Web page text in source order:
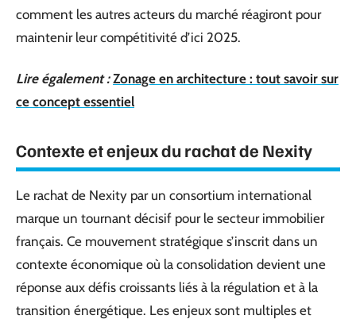
comment les autres acteurs du marché réagiront pour
maintenir leur compétitivité d’ici 2025.
Lire également : Zonage en architecture : tout savoir sur
ce concept essentiel
Contexte et enjeux du rachat de Nexity
Le rachat de Nexity par un consortium international
marque un tournant décisif pour le secteur immobilier
français. Ce mouvement stratégique s’inscrit dans un
contexte économique où la consolidation devient une
réponse aux défis croissants liés à la régulation et à la
transition énergétique. Les enjeux sont multiples et